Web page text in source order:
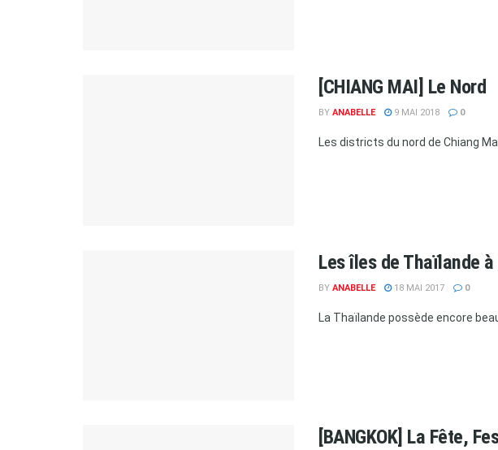
[CHIANG MAI] Le Nord
BY ANABELLE 9 MAI 2018 0
Les districts du nord de Chiang
Les îles de Thaïlande
BY ANABELLE 18 MAI 2017 0
La Thaïlande possède encore
[BANGKOK] La Fête,